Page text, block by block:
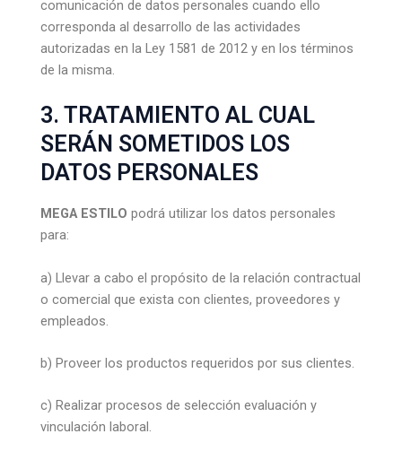
comunicación de datos personales cuando ello
corresponda al desarrollo de las actividades
autorizadas en la Ley 1581 de 2012 y en los términos
de la misma.
3. TRATAMIENTO AL CUAL
SERÁN SOMETIDOS LOS
DATOS PERSONALES
MEGA ESTILO podrá utilizar los datos personales
para:
a) Llevar a cabo el propósito de la relación contractual
o comercial que exista con clientes, proveedores y
empleados.
b) Proveer los productos requeridos por sus clientes.
c) Realizar procesos de selección evaluación y
vinculación laboral.